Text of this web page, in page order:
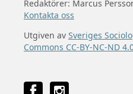
Redaktörer: Marcus
Kontakta oss
Utgiven av Sveriges
Commons CC-BY-NC-ND